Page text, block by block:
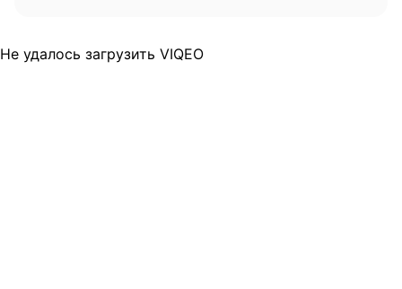
Не удалось загрузить VIQEO